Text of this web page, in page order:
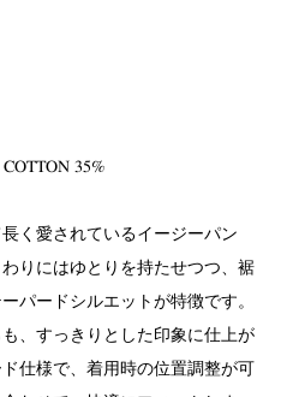
35%
く愛されているイージーパン
りにはゆとりを持たせつつ、裾
パードシルエットが特徴です。
、すっきりとした印象に仕上が
仕様で、着用時の位置調整が可